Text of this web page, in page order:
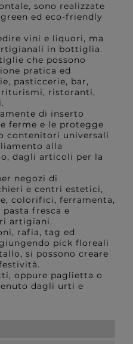
sono realizzate
ed eco-friendly
vini e liquori, ma
in bottiglia.
che possono
pratica ed
pasticcerie, bar,
ristoranti,
di inserto
ferme e le protegge
contenitori universali
alla
dagli articoli per la
negozi di
e centri estetici,
colorifici, ferramenta,
fresca e
artigiani.
rafia, tag ed
pick floreali
si possono creare
oppure paglietta o
dagli urti e